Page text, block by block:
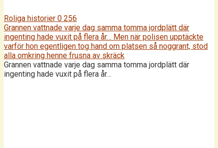
Roliga historier 0 256
Grannen vattnade varje dag samma tomma jordplätt där
ingenting hade vuxit på flera år… Men när polisen upptäckte
varför hon egentligen tog hand om platsen så noggrant, stod
alla omkring henne frusna av skräck
Grannen vattnade varje dag samma tomma jordplätt där
ingenting hade vuxit på flera år…